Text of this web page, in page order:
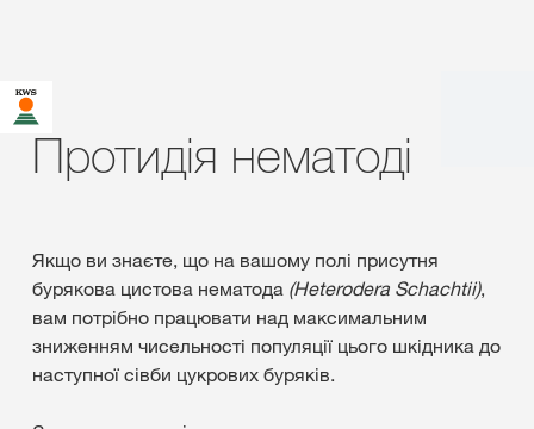
Протидія нематоді
Якщо ви знаєте, що на вашому полі присутня
бурякова цистова нематода (Heterodera Schachtii),
вам потрібно працювати над максимальним
зниженням чисельності популяції цього шкідника до
наступної сівби цукрових буряків.